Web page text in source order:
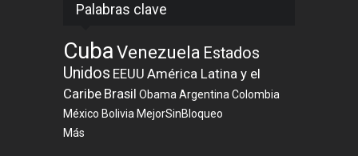
Palabras clave
CubaVenezuela Estados
Unidos EEUU América Latina y el
Caribe Brasil Obama Argentina Colombia
México Bolivia MejorSinBloqueo
Más